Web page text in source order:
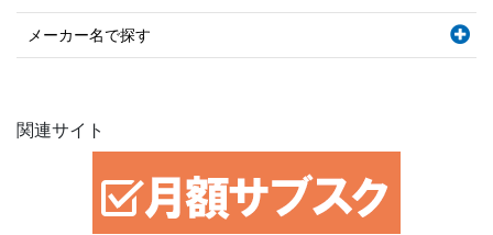
メーカー名で探す
関連サイト